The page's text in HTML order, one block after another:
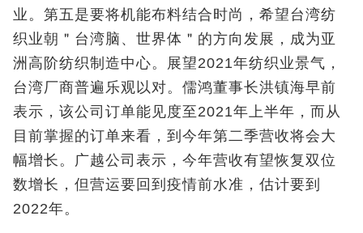
业。第五是要将机能布料结合时尚，希望台湾纺
织业朝＂台湾脑、世界体＂的方向发展，成为亚
洲高阶纺织制造中心。展望2021年纺织业景气，
台湾厂商普遍乐观以对。儒鸿董事长洪镇海早前
表示，该公司订单能见度至2021年上半年，而从
目前掌握的订单来看，到今年第二季营收将会大
幅增长。广越公司表示，今年营收有望恢复双位
数增长，但营运要回到疫情前水准，估计要到
2022年。